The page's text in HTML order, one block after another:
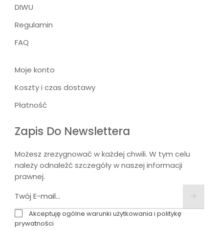
DIWU
Regulamin
FAQ
Moje konto
Koszty i czas dostawy
Płatność
Zapis Do Newslettera
Możesz zrezygnować w każdej chwili. W tym celu
należy odnaleźć szczegóły w naszej informacji
prawnej.
Akceptuję ogólne warunki użytkowania i politykę
prywatności